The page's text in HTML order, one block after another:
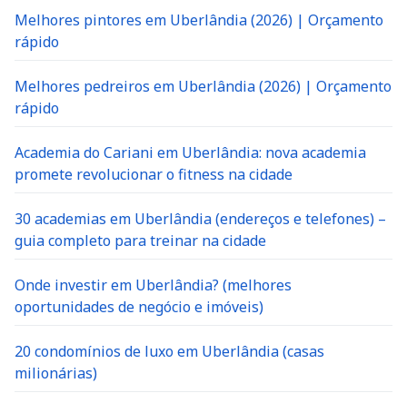
Melhores pintores em Uberlândia (2026) | Orçamento
rápido
Melhores pedreiros em Uberlândia (2026) | Orçamento
rápido
Academia do Cariani em Uberlândia: nova academia
promete revolucionar o fitness na cidade
30 academias em Uberlândia (endereços e telefones) –
guia completo para treinar na cidade
Onde investir em Uberlândia? (melhores
oportunidades de negócio e imóveis)
20 condomínios de luxo em Uberlândia (casas
milionárias)